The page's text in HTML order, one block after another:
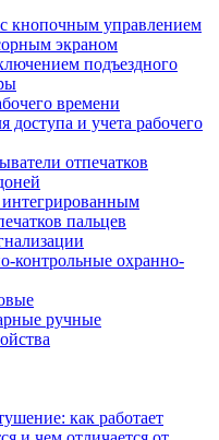
кнопочным управлением
экраном
подъездного
времени
доступа и учета рабочего
отпечатков
пальцев
контрольные охранно-
ручные
как работает